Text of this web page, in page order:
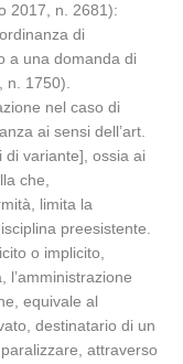
2017, n. 2681):
di
a una domanda di
1750).
nel caso di
ai sensi dell’art.
di variante], ossia ai
che,
limita la
preesistente.
o implicito,
l’amministrazione
equivale al
destinatario di un
attraverso